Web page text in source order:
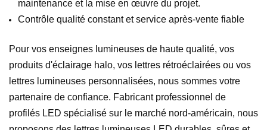
maintenance et la mise en œuvre du projet.
Contrôle qualité constant et service après-vente fiable
Pour vos enseignes lumineuses de haute qualité, vos
produits d'éclairage halo, vos lettres rétroéclairées ou vos
lettres lumineuses personnalisées, nous sommes votre
partenaire de confiance. Fabricant professionnel de
profilés LED spécialisé sur le marché nord-américain, nous